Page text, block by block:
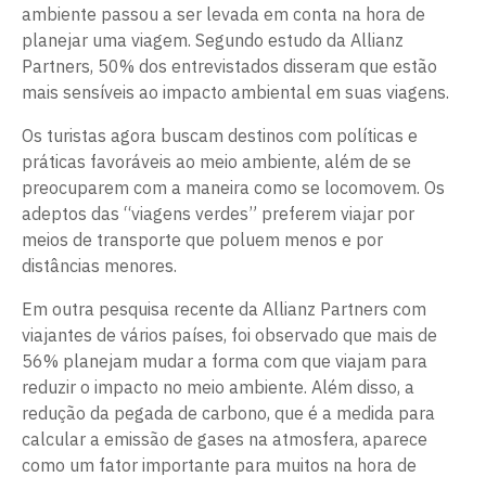
ambiente passou a ser levada em conta na hora de
planejar uma viagem. Segundo estudo da Allianz
Partners, 50% dos entrevistados disseram que estão
mais sensíveis ao impacto ambiental em suas viagens.
Os turistas agora buscam destinos com políticas e
práticas favoráveis ao meio ambiente, além de se
preocuparem com a maneira como se locomovem. Os
adeptos das “viagens verdes” preferem viajar por
meios de transporte que poluem menos e por
distâncias menores.
Em outra pesquisa recente da Allianz Partners com
viajantes de vários países, foi observado que mais de
56% planejam mudar a forma com que viajam para
reduzir o impacto no meio ambiente. Além disso, a
redução da pegada de carbono, que é a medida para
calcular a emissão de gases na atmosfera, aparece
como um fator importante para muitos na hora de